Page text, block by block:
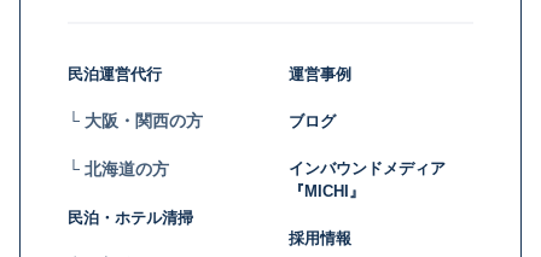
民泊運営代行
└ 大阪・関西の方
└ 北海道の方
民泊・ホテル清掃
運営事例
ブログ
インバウンドメディア
『MICHI』
採用情報